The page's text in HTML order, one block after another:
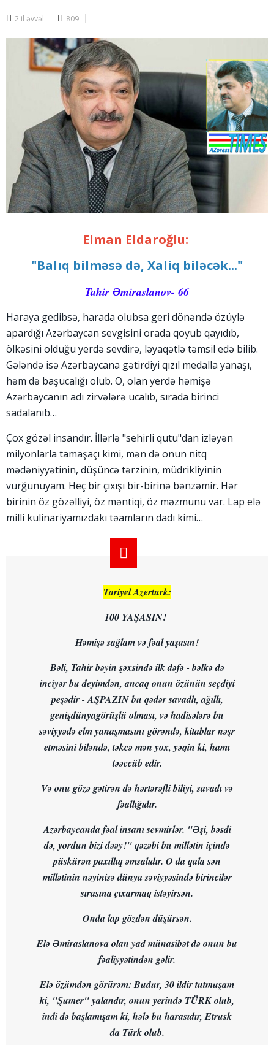
2 il əvvəl 809
Elman Eldaroğlu:
"Balıq bilməsə də, Xaliq biləcək..."
Tahir Əmiraslanov- 66
Haraya gedibsə, harada olubsa geri dönəndə özüylə
apardığı Azərbaycan sevgisini orada qoyub qayıdıb,
ölkəsini olduğu yerdə sevdirə, ləyaqətlə təmsil edə bilib.
Gələndə isə Azərbaycana gətirdiyi qızıl medalla yanaşı,
həm də başucalığı olub. O, olan yerdə həmişə
Azərbaycanın adı zirvələrə ucalıb, sırada birinci
sadalanıb…
Çox gözəl insandır. İllərlə "sehirli qutu"dan izləyən
milyonlarla tamaşaçı kimi, mən də onun nitq
mədəniyyətinin, düşüncə tərzinin, müdrikliyinin
vurğunuyam. Heç bir çıxışı bir-birinə bənzəmir. Hər
birinin öz gözəlliyi, öz məntiqi, öz məzmunu var. Lap elə
milli kulinariyamızdakı təamların dadı kimi…
Tariyel Azerturk:
100 YAŞASIN!
Həmişə sağlam və fəal yaşasın!
Bəli, Tahir bəyin şəxsində ilk dəfə - bəlkə də
inciyər bu deyimdən, ancaq onun özünün seçdiyi
peşədir - AŞPAZIN bu qədər savadlı, ağıllı,
genişdünyagörüşlü olması, və hadisələrə bu
səviyyədə elm yanaşmasını görəndə, kitablar nəşr
etməsini biləndə, təkcə mən yox, yəqin ki, hamı
təəccüb edir.
Və onu gözə gətirən də hərtərəfli biliyi, savadı və
fəallığıdır.
Azərbaycanda fəal insanı sevmirlər. "Əşi, bəsdi
də, yordun bizi dəəy!" qəzəbi bu millətin içində
püskürən paxıllıq əmsalıdır. O da qala sən
millətinin nəyinisə dünya səviyyəsində birincilər
sırasına çıxarmaq istəyirsən.
Onda lap gözdən düşürsən.
Elə Əmiraslanova olan yad münasibət də onun bu
fəaliyyətindən gəlir.
Elə özümdən görürəm: Budur, 30 ildir tutmuşam
ki, "Şumer" yalandır, onun yerində TÜRK olub,
indi də başlamışam ki, hələ bu harasıdır, Etrusk
da Türk olub.